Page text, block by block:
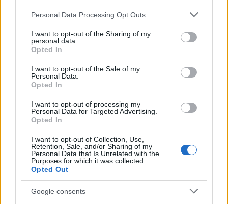
Please note that this website/app uses one or more Google
not limited to your visit or usage behaviour. You may click to
grant or deny consent to Google and its third-party tags to
use your data for below specified purposes in below Google
consent section.
Personal Data Processing Opt Outs
I want to opt-out of the Sharing of my
personal data.
Opted In
I want to opt-out of the Sale of my
Personal Data.
Opted In
I want to opt-out of processing my
Personal Data for Targeted Advertising.
Opted In
I want to opt-out of Collection, Use,
Retention, Sale, and/or Sharing of my
Personal Data that Is Unrelated with the
Purposes for which it was collected.
Opted Out
Google consents
poti alege la Narman cele mai interesante si mai
baiatului: camasi papillon cu butoni, curele din
piele asortate cu pantofii, papioane, cravate
jacquard, paltoane din casmir, pantofi comozi.